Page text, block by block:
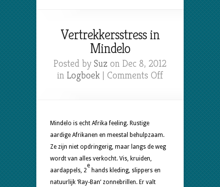
Vertrekkersstress in
Mindelo
Posted by Suz on Dec 8, 2012
in Logboek | Comments Offon
Mindelo is echt Afrika feeling. Rustige
aardige Afrikanen en meestal behulpzaam.
Ze zijn niet opdringerig, maar langs de weg
wordt van alles verkocht. Vis, kruiden,
aardappels, 2
e
hands kleding, slippers en
natuurlijk ‘Ray-Ban’ zonnebrillen. Er valt